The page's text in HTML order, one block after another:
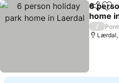
Partilhar
6
home
/
Lærdal,